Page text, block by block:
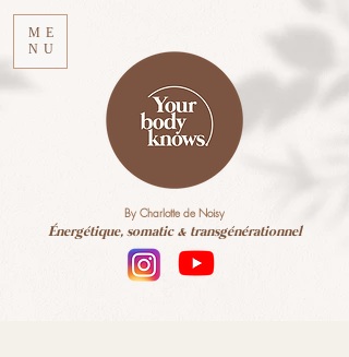
ME
NU
By Charlotte de Noisy
Énergétique, somatic & transgénérationnel